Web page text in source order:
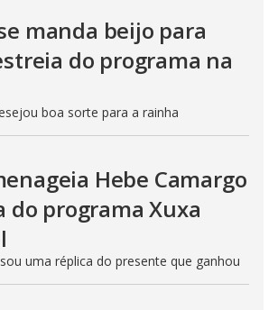
manda beijo para
do programa na
boa sorte para a rainha
Hebe Camargo
do programa Xuxa
uma réplica do presente que ganhou